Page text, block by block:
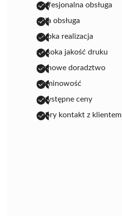
profesjonalna obsługa
miła obsługa
szybka realizacja
wysoka jakość druku
fachowe doradztwo
terminowość
przystępne ceny
dobry kontakt z klientem